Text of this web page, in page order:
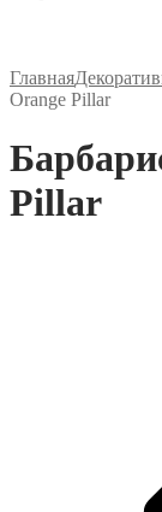
Главная
Orange Pillar
Pillar